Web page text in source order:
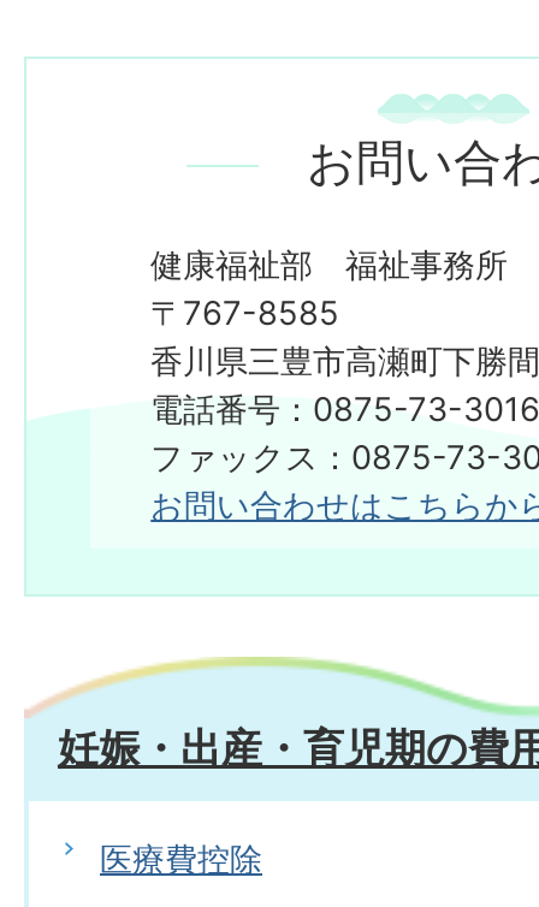
お問い合
健康福祉部 福祉事務所
〒767-8585
香川県三豊市高瀬町下勝
電話番号：0875-73-
ファックス：0875-73-
お問い合わせはこちらか
妊娠・出産・育児期の費
医療費控除